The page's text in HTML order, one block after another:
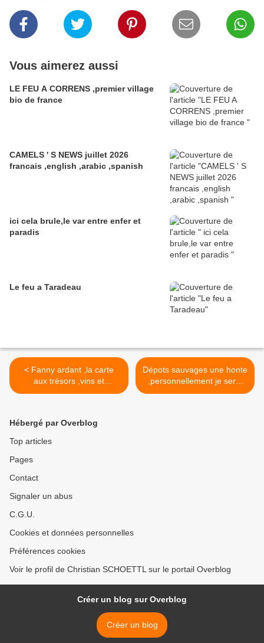
Vous aimerez aussi
LE FEU A CORRENS ,premier village
bio de france
CAMELS ' S NEWS juillet 2026
francais ,english ,arabic ,spanish
ici cela brule,le var entre enfer et
paradis
Le feu a Taradeau
< Fanny ardant ,la carte
aux trésors ,vins et
terroirs,la nuit du poète ,le
village dortoir !
Dépots sauvages une honte
,personnellement je serai
sauvage >
Hébergé par Overblog
Top articles
Pages
Contact
Signaler un abus
C.G.U.
Cookies et données personnelles
Préférences cookies
Voir le profil de Christian SCHOETTL sur le portail Overblog
Créer un blog sur Overblog
Créer un blog